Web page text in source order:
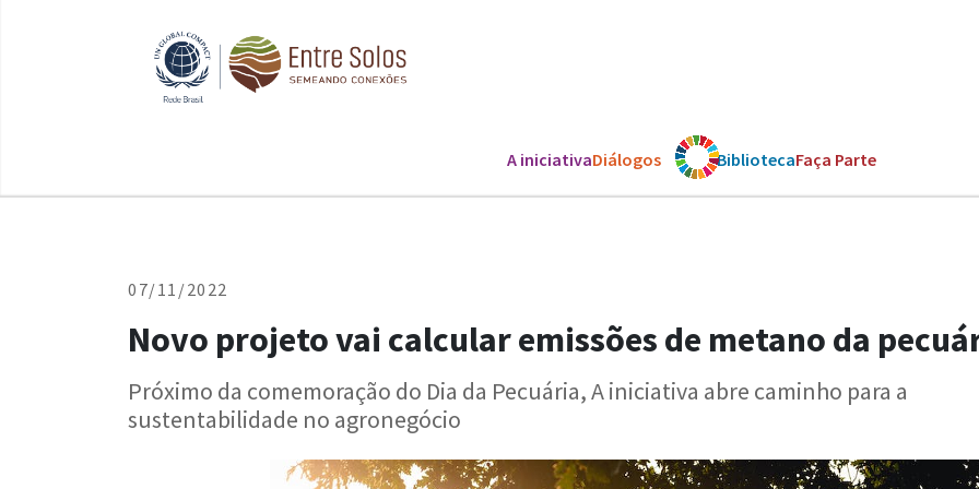
A iniciativaDiálogos Os ODSBibliotecaFaça Parte
07/11/2022
Novo projeto vai calcular emissões de metano da
Próximo da comemoração do Dia da Pecuária, A iniciativa abre caminho para a
sustentabilidade no agronegócio